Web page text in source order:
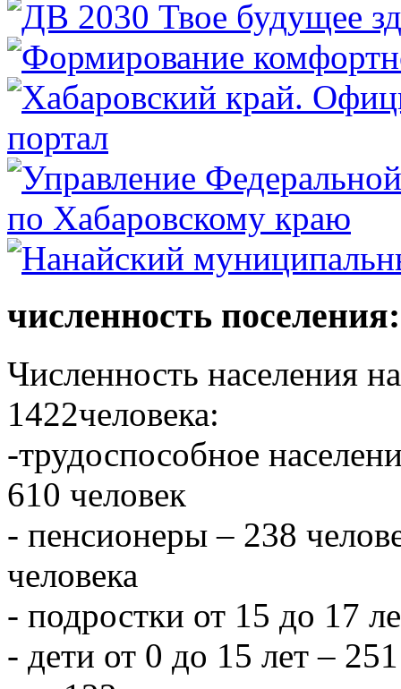
численность поселения:
Численность населения
1422человека:
-трудоспособное
610 человек
- пенсионеры – 238
человека
- подростки от 15 до 17
- дети от 0 до 15 лет –